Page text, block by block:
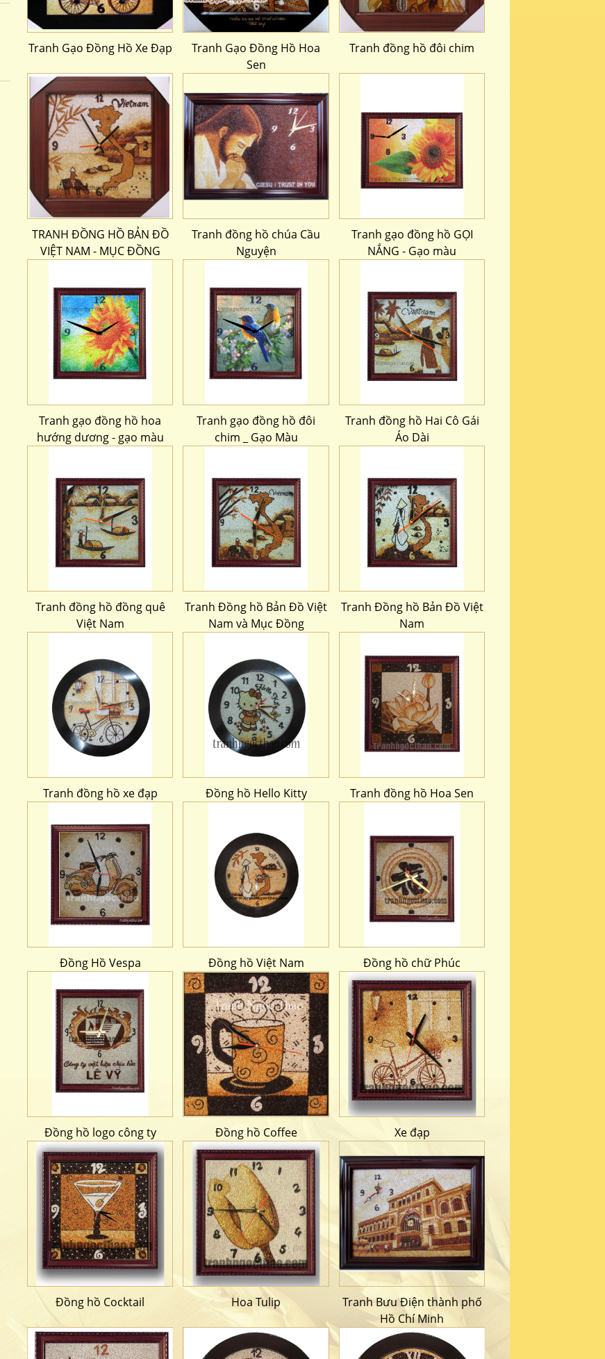
Tranh Gạo Đồng Hồ Xe Đạp
Tranh Gạo Đồng Hồ Hoa
Sen
Tranh đồng hồ đôi chim
TRANH ĐỒNG HỒ BẢN ĐỒ
VIỆT NAM - MỤC ĐỒNG
Tranh đồng hồ chúa Cầu
Nguyện
Tranh gạo đồng hồ GỌI
NẮNG - Gạo màu
Tranh gạo đồng hồ hoa
hướng dương - gạo màu
Tranh gạo đồng hồ đôi
chim _ Gạo Màu
Tranh đồng hồ Hai Cô Gái
Áo Dài
Tranh đồng hồ đồng quê
Việt Nam
Tranh Đồng hồ Bản Đồ Việt
Nam và Mục Đồng
Tranh Đồng hồ Bản Đồ Việt
Nam
Tranh đồng hồ xe đạp Đồng hồ Hello Kitty Tranh đồng hồ Hoa Sen
Đồng Hồ Vespa Đồng hồ Việt Nam Đồng hồ chữ Phúc
Đồng hồ logo công ty Đồng hồ Coffee Xe đạp
Đồng hồ Cocktail Hoa Tulip
Tranh Bưu Điện thành phố
Hồ Chí Minh